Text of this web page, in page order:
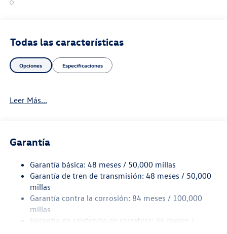
Todas las características
Opciones Especificaciones
Leer Más...
Garantía
Garantía básica: 48 meses / 50,000 millas
Garantía de tren de transmisión: 48 meses / 50,000
millas
Garantía contra la corrosión: 84 meses / 100,000
millas
Garantía de asistencia en carretera: 36 meses /